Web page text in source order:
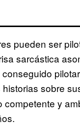
pueden ser
sarcástica
sobre
y